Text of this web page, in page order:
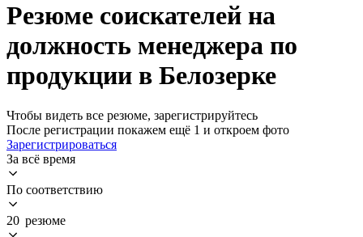
Резюме соискателей на
должность менеджера по
продукции в Белозерке
Чтобы видеть все резюме, зарегистрируйтесь
После регистрации покажем ещё 1 и откроем фото
Зарегистрироваться
За всё время
По соответствию
20 резюме